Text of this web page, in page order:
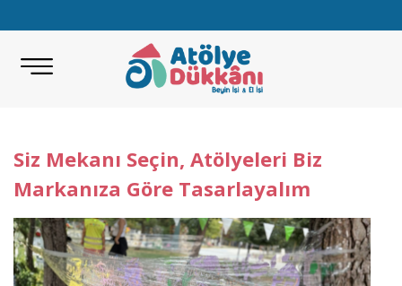
Siz Mekanı Seçin, Atölyeleri Biz
Markanıza Göre Tasarlayalım